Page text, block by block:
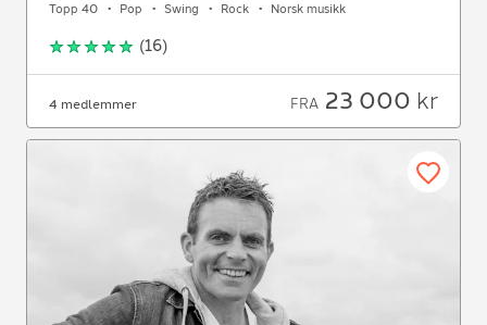
Topp 40 Pop Swing Rock Norsk musikk
(16)
4 medlemmer FRA 23 000 kr